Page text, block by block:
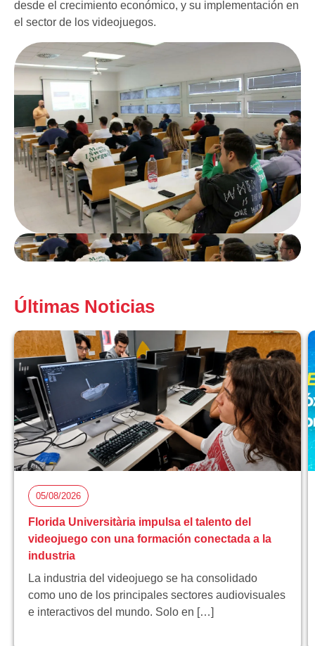
desde el crecimiento económico, y su implementación en
el sector de los videojuegos.
Últimas Noticias
05/08/2026
Florida Universitària impulsa el talento del
videojuego con una formación conectada a la
industria
La industria del videojuego se ha consolidado
como uno de los principales sectores audiovisuales
e interactivos del mundo. Solo en […]